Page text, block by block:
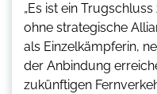
„Es ist ein
ohne strategische
als Einzelkämpferin,
der Anbindung
zukünftigen